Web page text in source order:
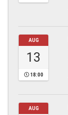
AUG
13
18:00
AUG